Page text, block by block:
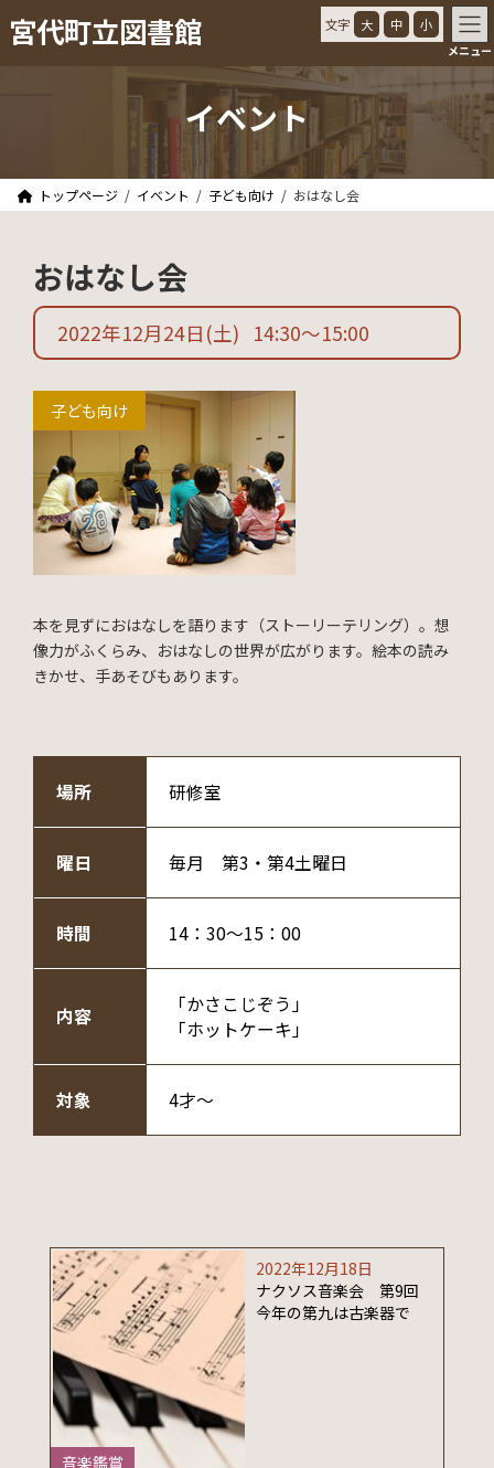
ン
プ
ビ
動
宮代町立図書館 文字 大 中 小
メニュー
イベント
トップページ イベント 子ども向け おはなし会
おはなし会
2022年12月24日 (土) 14:30〜15:00
子ども向け
本を見ずにおはなしを語ります（ストーリーテリング）。想
像力がふくらみ、おはなしの世界が広がります。絵本の読み
きかせ、手あそびもあります。
場所 研修室
曜日 毎月 第3・第4土曜日
時間 14：30～15：00
内容
「かさこじぞう」
「ホットケーキ」
対象 4才～
音楽鑑賞
2022年12月18日
ナクソス音楽会 第9回
今年の第九は古楽器で